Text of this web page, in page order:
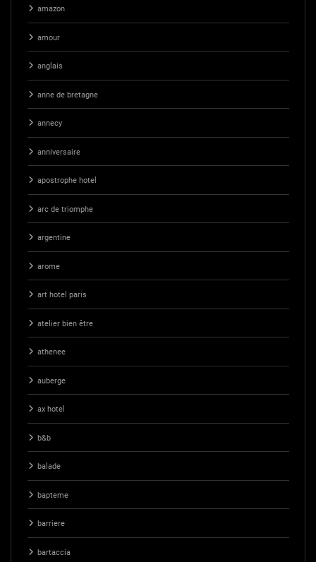
amazon
amour
anglais
anne de bretagne
annecy
anniversaire
apostrophe hotel
arc de triomphe
argentine
arome
art hotel paris
atelier bien être
athenee
auberge
ax hotel
b&b
balade
bapteme
barriere
bartaccia